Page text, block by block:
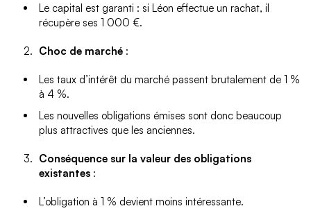
Le capital est garanti : si Léon effectue un rachat, il
récupère ses 1 000 €.
Choc de marché :
Les taux d’intérêt du marché passent brutalement de 1 %
à 4 %.
Les nouvelles obligations émises sont donc beaucoup
plus attractives que les anciennes.
Conséquence sur la valeur des obligations
existantes :
L’obligation à 1 % devient moins intéressante.